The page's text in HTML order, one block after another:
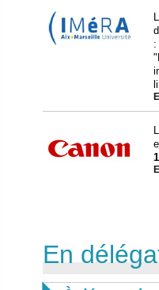
:
En